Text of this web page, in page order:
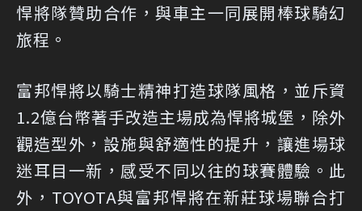
悍將隊贊助合作，與車主一同展開棒球騎幻
旅程。
富邦悍將以騎士精神打造球隊風格，並斥資
1.2億台幣著手改造主場成為悍將城堡，除外
觀造型外，設施與舒適性的提升，讓進場球
迷耳目一新，感受不同以往的球賽體驗。此
外，TOYOTA與富邦悍將在新莊球場聯合打